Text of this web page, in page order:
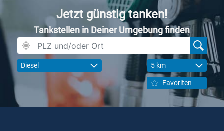
Jetzt günstig tanken!
Tankstellen in Deiner Umgebung finden
Diesel 5 km
Favoriten